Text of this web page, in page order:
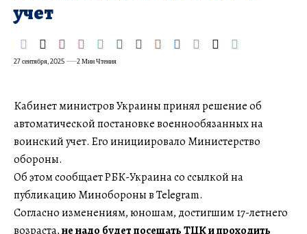
учет
27 сентября, 2025 2 Мин Чтения
Кабинет министров Украины принял решение об
автоматической постановке военнообязанных на
воинский учет. Его инициировало Министерство
обороны.
Об этом сообщает РБК-Украина со ссылкой на
публикацию Минобороны в Telegram.
Согласно изменениям, юношам, достигшим 17-летнего
возраста,не надо будет посещать ТЦК и проходить